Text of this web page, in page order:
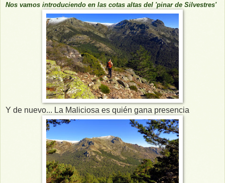
Nos vamos introduciendo en las cotas altas del 'pinar de Silvestres'
Y de nuevo... La Maliciosa es quién gana presencia